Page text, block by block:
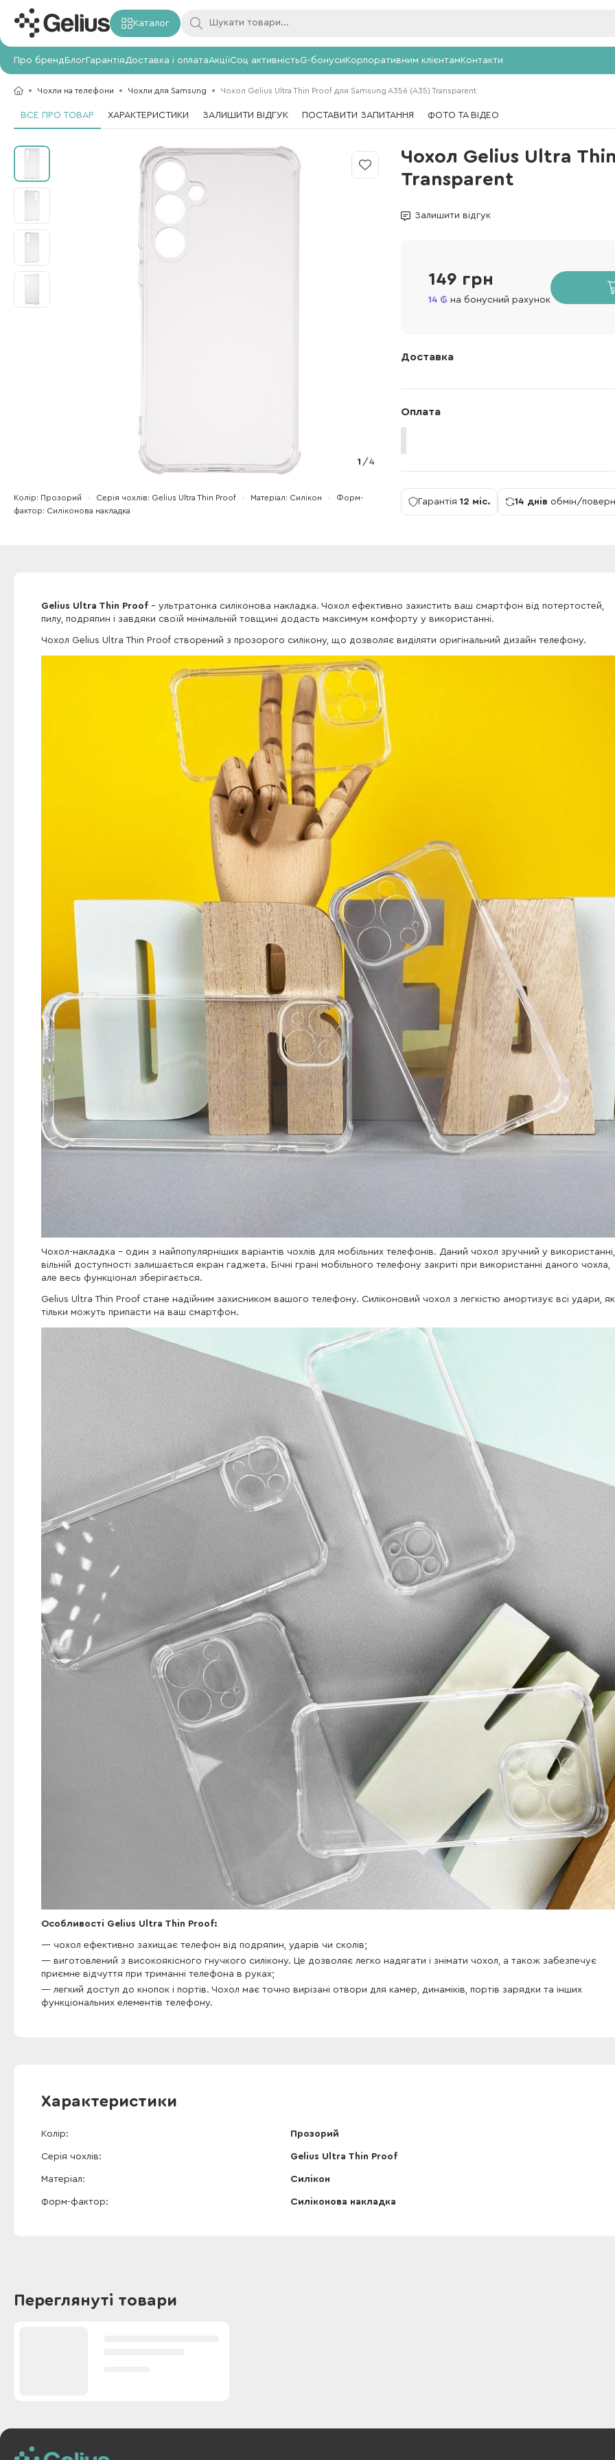
Каталог
Про брендБлогГарантія Доставка і оплатаАкціїСоц активністьG-бонусиКорпоративним клієнтамКонтакти
Чохли на телефони Чохли для Samsung Чохол Gelius Ultra Thin Proof для Samsung A356 (A35) Transparent
ВСЕ ПРО ТОВАР ХАРАКТЕРИСТИКИ ЗАЛИШИТИ ВІДГУК ПОСТАВИТИ ЗАПИТАННЯ ФОТО ТА ВІДЕО
Чохол Gelius Ultra
Transparent
Залишити відгук
1 /4
Колір Прозорий Серія чохлів Gelius Ultra Thin Proof Матеріал Силікон
Форм-
фактор
Силіконова накладка
149 грн
14 на бонусний рахунок
Доставка
Оплата
Гарантія 12 міс. 14 днів обмін/
Gelius Ultra Thin Proof - ультратонка силіконова накладка. Чохол ефективно захистить ваш смартфон від потертостей,
пилу, подряпин і завдяки своїй мінімальній товщині додасть максимум комфорту у використанні.
Чохол Gelius Ultra Thin Proof створений з прозорого силікону, що дозволяє виділяти оригінальний дизайн телефону.
Чохол-накладка - один з найпопулярніших варіантів чохлів для мобільних телефонів. Даний чохол зручний у
вільній доступності залишається екран гаджета. Бічні грані мобільного телефону закриті при використанні даного чохла,
але весь функціонал зберігається.
Gelius Ultra Thin Proof стане надійним захисником вашого телефону. Силіконовий чохол з легкістю амортизує всі удари,
тільки можуть припасти на ваш смартфон.
Особливості Gelius Ultra Thin Proof:
чохол ефективно захищає телефон від подряпин, ударів чи сколів;
виготовлений з високоякісного гнучкого силікону. Це дозволяє легко надягати і знімати чохол, а також забезпечує
приємне відчуття при триманні телефона в руках;
легкий доступ до кнопок і портів. Чохол має точно вирізані отвори для камер, динаміків, портів зарядки та інших
функціональних елементів телефону.
Характеристики
Колір Прозорий
Серія чохлів Gelius Ultra Thin Proof
Матеріал Силікон
Форм-фактор Силіконова накладка
Переглянуті товари